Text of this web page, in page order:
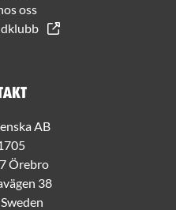
oss
AB
Örebro
38